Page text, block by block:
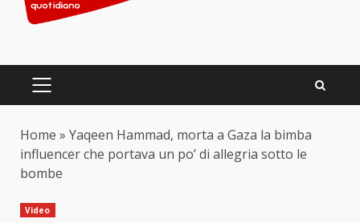
PRIMARY
Home » Yaqeen Hammad, morta a Gaza la bimba
influencer che portava un po’ di allegria sotto le
bombe
Video